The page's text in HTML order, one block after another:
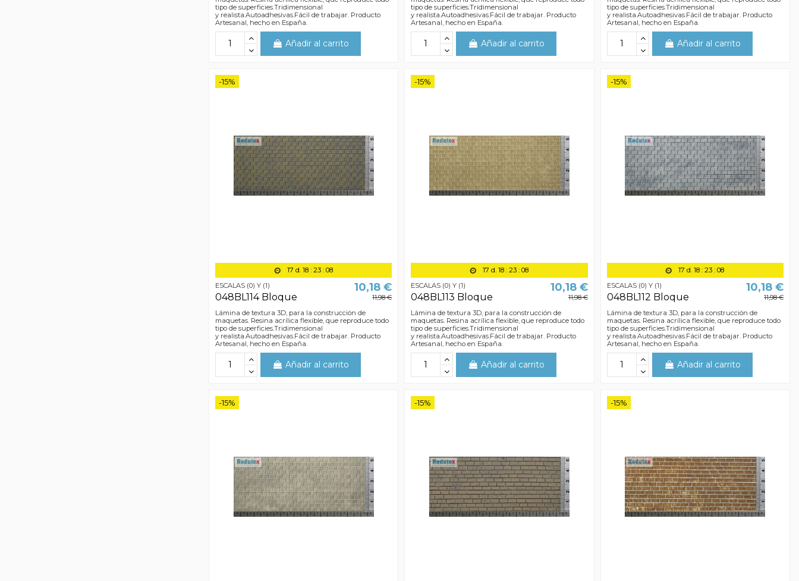
tipo de superficies.Tridimensional
y realista.Autoadhesivas.Fácil de trabajar. Producto
Artesanal, hecho en España.
Añadir al carrito
tipo de superficies.Tridimensional
y realista.Autoadhesivas.Fácil de trabajar. Producto
Artesanal, hecho en España.
Añadir al carrito
tipo de superficies.Tridimensional
y realista.Autoadhesivas.Fácil de trabajar. Producto
Artesanal, hecho en España.
Añadir al carrito
-15%
17 d. 18: 23: 07
ESCALAS (0) Y (1)
048BL114 Bloque
10,18 €
11,98 €
Lámina de textura 3D, para la construcción de
maquetas. Resina acrílica flexible, que reproduce todo
tipo de superficies.Tridimensional
y realista.Autoadhesivas.Fácil de trabajar. Producto
Artesanal, hecho en España.
Añadir al carrito
-15%
17 d. 18: 23: 07
ESCALAS (0) Y (1)
048BL113 Bloque
10,18 €
11,98 €
Lámina de textura 3D, para la construcción de
maquetas. Resina acrílica flexible, que reproduce todo
tipo de superficies.Tridimensional
y realista.Autoadhesivas.Fácil de trabajar. Producto
Artesanal, hecho en España.
Añadir al carrito
-15%
17 d. 18: 23: 07
ESCALAS (0) Y (1)
048BL112 Bloque
10,18 €
11,98 €
Lámina de textura 3D, para la construcción de
maquetas. Resina acrílica flexible, que reproduce todo
tipo de superficies.Tridimensional
y realista.Autoadhesivas.Fácil de trabajar. Producto
Artesanal, hecho en España.
Añadir al carrito
-15% -15% -15%